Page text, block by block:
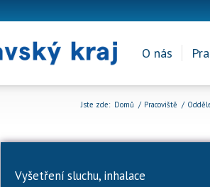
O nás
Jste zde: Domů / Pracoviště /
Vyšetření sluchu, inhalace